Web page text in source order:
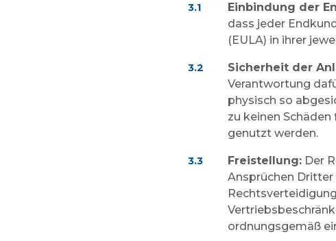
3.1 Einbindung der
dass jeder
(EULA) in ihrer
3.2 Sicherheit der
Verantwortung
physisch so
zu keinen
genutzt werden.
3.3 Freistellung: Der
Ansprüchen
ordnungsgemäß